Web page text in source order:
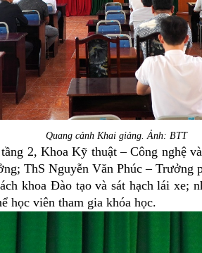
Quang cảnh Khai giảng. Ảnh: BTT
tầng 2, Khoa Kỹ thuật – Công nghệ
ThS Nguyễn Văn Phúc–Trưởng
khoa Đào tạo và sát hạch lái xe; n
học viên tham gia khóa học.